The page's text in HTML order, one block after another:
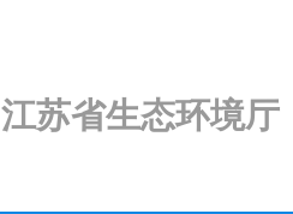
江苏省生态环境厅